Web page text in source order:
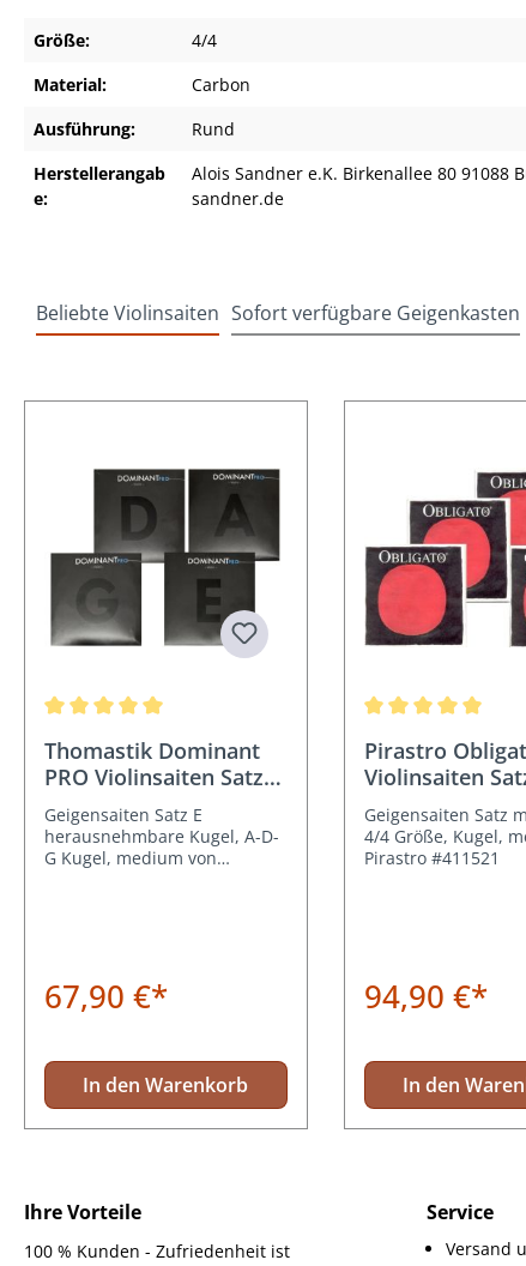
Größe:
4/4
Material:
Carbon
Ausführung:
Rund
Herstellerangab
e:
Alois Sandner e.K. Birkenallee 80 91088
sandner.de
Beliebte Violinsaiten Sofort verfügbare Geigenkasten
Thomastik Dominant
PRO Violinsaiten Satz
4/4 Größe
Geigensaiten Satz E
herausnehmbare Kugel, A-D-
G Kugel, medium von
67,90 €*
In den Warenkorb
Pirastro
Violinsaiten
Stahl Kugel
Geigensaiten Satz
4/4 Größe, Kugel,
Pirastro #411521
94,90 €*
In den
Ihre Vorteile
100 % Kunden - Zufriedenheit ist
Service
Versand